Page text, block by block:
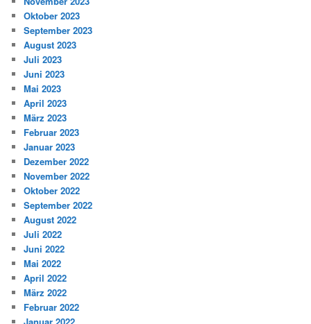
Oktober 2023
September 2023
August 2023
Juli 2023
Juni 2023
Mai 2023
April 2023
März 2023
Februar 2023
Januar 2023
Dezember 2022
November 2022
Oktober 2022
September 2022
August 2022
Juli 2022
Juni 2022
Mai 2022
April 2022
März 2022
Februar 2022